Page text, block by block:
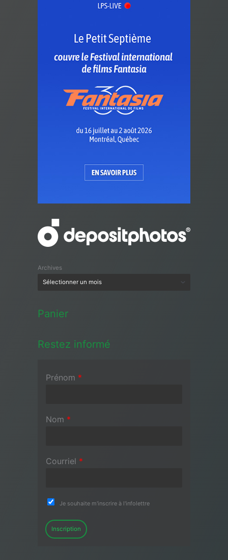
Archives
Panier
Restez informé
Prénom *
Nom *
Courriel *
Je souhaite m'inscrire à l'infolettre
Inscription